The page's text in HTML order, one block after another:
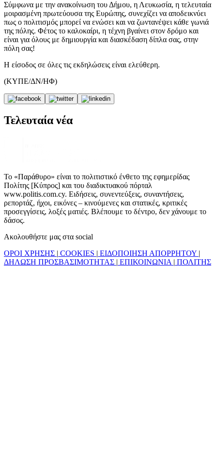
Σύμφωνα με την ανακοίνωση του Δήμου, η Λευκωσία, η τελευταία
μοιρασμένη πρωτεύουσα της Ευρώπης, συνεχίζει να αποδεικνύει
πως ο πολιτισμός μπορεί να ενώσει και να ζωντανέψει κάθε γωνιά
της πόλης. Φέτος το καλοκαίρι, η τέχνη βγαίνει στον δρόμο και
είναι για όλους με δημιουργία και διασκέδαση δίπλα σας, στην
πόλη σας!
Η είσοδος σε όλες τις εκδηλώσεις είναι ελεύθερη.
(ΚΥΠΕ/ΔΝ/ΗΦ)
Τελευταία νέα
Το «Παράθυρο» είναι το πολιτιστικό ένθετο της εφημερίδας
Πολίτης [Κύπρος] και του διαδικτυακού πόρταλ
www.politis.com.cy. Ειδήσεις, συνεντεύξεις, συναντήσεις,
ρεπορτάζ, ήχοι, εικόνες – κινούμενες και στατικές, κριτικές
προσεγγίσεις, λοξές ματιές. Βλέπουμε το δέντρο, δεν χάνουμε το
δάσος.
Ακολουθήστε μας στα social
ΟΡΟΙ ΧΡΗΣΗΣ | COOKIES | ΕΙΔΟΠΟΙΗΣΗ ΑΠΟΡΡΗΤΟΥ |
ΔΗΛΩΣΗ ΠΡΟΣΒΑΣΙΜΟΤΗΤΑΣ | ΕΠΙΚΟΙΝΩΝΙΑ | ΠΟΛΙΤΗΣ